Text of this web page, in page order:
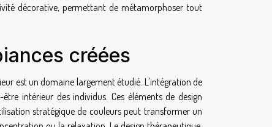
décorative, permettant de métamorphoser tout
créées
est un domaine largement étudié. L'intégration de
intérieur des individus. Ces éléments de design
stratégique de couleurs peut transformer un